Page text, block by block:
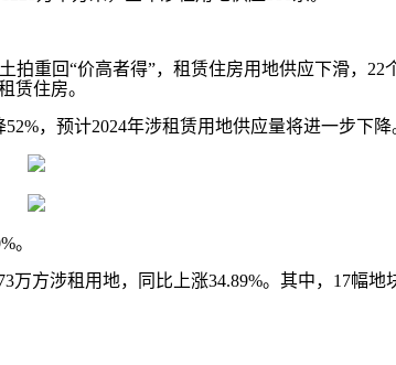
回“价高者得”，租赁住房用地供应下滑，22
赁住房。
，预计2024年涉租赁用地供应量将进一步下降
。
涉租用地，同比上涨34.89%。其中，17幅地